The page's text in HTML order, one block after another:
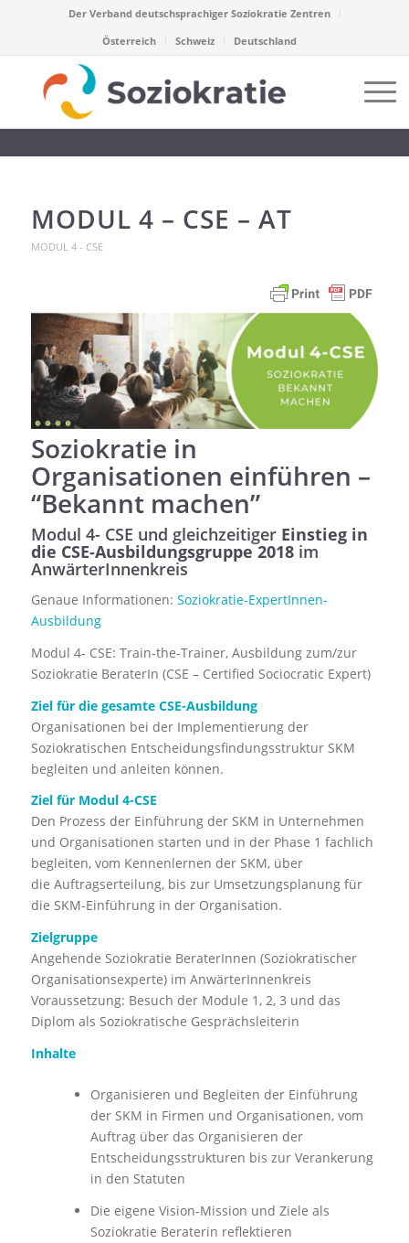
Der Verband deutschsprachiger Soziokratie Zentren
Österreich
Schweiz Deutschland
MODUL 4 – CSE – AT
MODUL 4 - CSE
Soziokratie in
Organisationen einführen –
“Bekannt machen”
Modul 4- CSE und gleichzeitiger Einstieg in
die CSE-Ausbildungsgruppe 2018im
AnwärterInnenkreis
Genaue Informationen: Soziokratie-ExpertInnen-
Ausbildung
Modul 4- CSE: Train-the-Trainer, Ausbildung zum/zur
Soziokratie BeraterIn (CSE – Certified Sociocratic Expert)
Ziel für die gesamte CSE-Ausbildung
Organisationen bei der Implementierung der
Soziokratischen Entscheidungsfindungsstruktur SKM
begleiten und anleiten können.
Ziel für Modul 4-CSE
Den Prozess der Einführung der SKM in Unternehmen
und Organisationen starten und in der Phase 1 fachlich
begleiten, vom Kennenlernen der SKM, über
die Auftragserteilung, bis zur Umsetzungsplanung für
die SKM-Einführung in der Organisation.
Zielgruppe
Angehende Soziokratie BeraterInnen (Soziokratischer
Organisationsexperte) im AnwärterInnenkreis
Voraussetzung: Besuch der Module 1, 2, 3 und das
Diplom als Soziokratische Gesprächsleiterin
Inhalte
Organisieren und Begleiten der Einführung
der SKM in Firmen und Organisationen, vom
Auftrag über das Organisieren der
Entscheidungsstrukturen bis zur Verankerung
in den Statuten
Die eigene Vision-Mission und Ziele als
Soziokratie Beraterin reflektieren